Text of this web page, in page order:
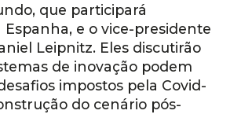
que participará
e o vice-presidente
Leipnitz. Eles discutirão
de inovação podem
impostos pela Covid-
do cenário pós-